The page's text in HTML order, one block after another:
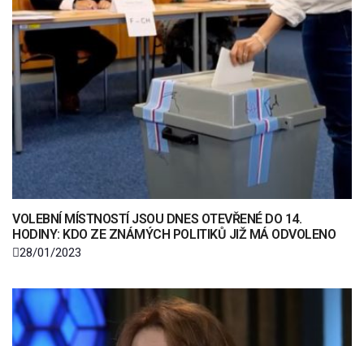
VOLEBNÍ MÍSTNOSTÍ JSOU DNES OTEVŘENÉ DO 14.
HODINY: KDO ZE ZNÁMÝCH POLITIKŮ JIŽ MÁ ODVOLENO
28/01/2023